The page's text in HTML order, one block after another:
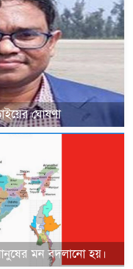
ঘোষণা
মন বদলানো হয়।